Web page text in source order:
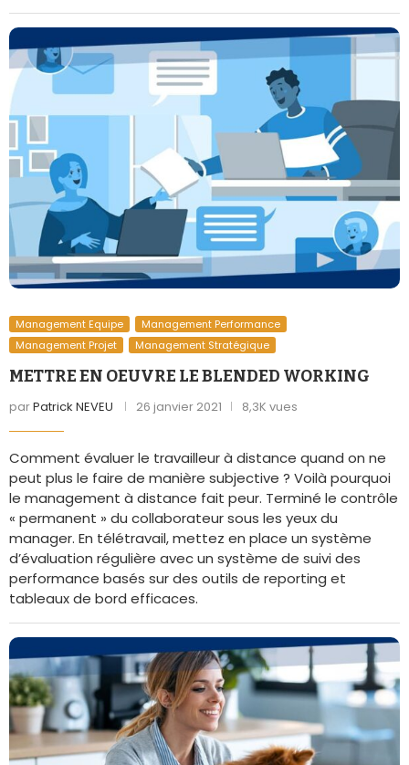
Management Equipe
Management Performance
Management Projet
Management Stratégique
METTRE EN OEUVRE LE BLENDED WORKING
parPatrick NEVEU 26 janvier 2021 8,3K vues
Comment évaluer le travailleur à distance quand on ne
peut plus le faire de manière subjective ? Voilà pourquoi
le management à distance fait peur. Terminé le contrôle
« permanent » du collaborateur sous les yeux du
manager. En télétravail, mettez en place un système
d’évaluation régulière avec un système de suivi des
performance basés sur des outils de reporting et
tableaux de bord efficaces.